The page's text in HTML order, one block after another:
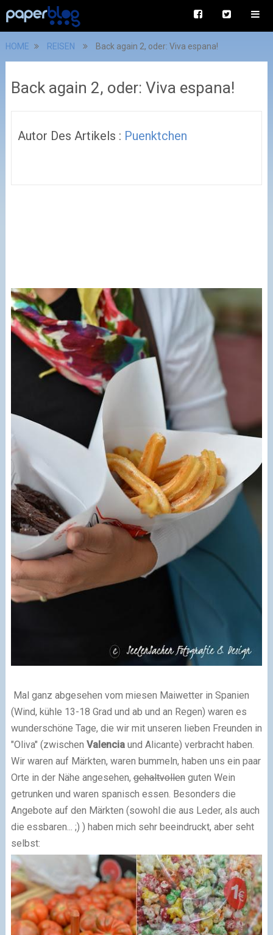
HOME REISEN Back again 2, oder: Viva espana!
Back again 2, oder: Viva espana!
Autor Des Artikels : Puenktchen
Mal ganz abgesehen vom miesen Maiwetter in Spanien
(Wind, kühle 13-18 Grad und ab und an Regen) waren es
wunderschöne Tage, die wir mit unseren lieben Freunden in
"Oliva" (zwischen Valenciaund Alicante) verbracht haben.
Wir waren auf Märkten, waren bummeln, haben uns ein paar
Orte in der Nähe angesehen,gehaltvollenguten Wein
getrunken und waren spanisch essen. Besonders die
Angebote auf den Märkten (sowohl die aus Leder, als auch
die essbaren... ;) ) haben mich sehr beeindruckt, aber seht
selbst: